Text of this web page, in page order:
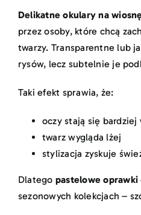
Delikatne okulary na
przez osoby, które chcą
twarzy. Transparentne lub
rysów, lecz subtelnie je
Taki efekt sprawia, że:
oczy stają się bardziej
twarz wygląda lżej
stylizacja zyskuje
Dlatego pastelowe oprawki
sezonowych kolekcjach –